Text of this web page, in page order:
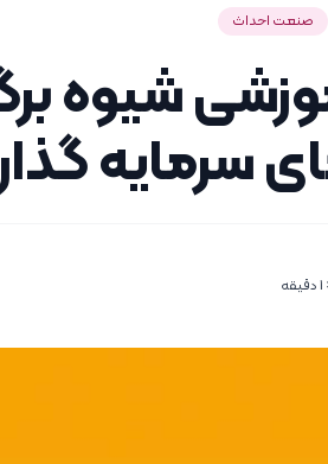
صنعت احداث
شیوه
سرمایه
دقیقه